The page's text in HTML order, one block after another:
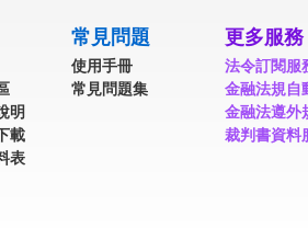
明
載
表
常見問題
使用手冊
常見問題集
更多服務
法令訂閱服
金融法規自
金融法遵外
裁判書資料